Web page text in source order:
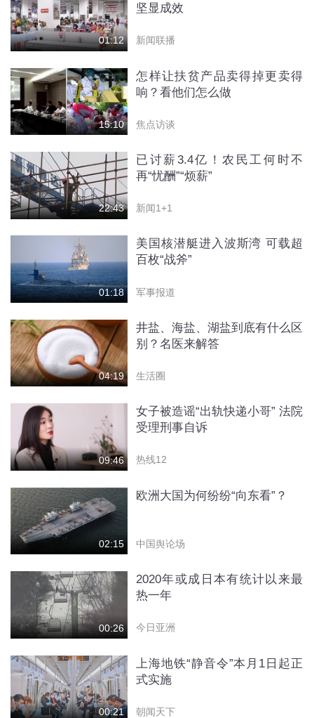
01:12
坚显成效
新闻联播
15:10
怎样让扶贫产品卖得掉更卖得
响？看他们怎么做
焦点访谈
22:43
已讨薪3.4亿！农民工何时不
再“忧酬”“烦薪”
新闻1+1
01:18
美国核潜艇进入波斯湾 可载超
百枚“战斧”
军事报道
04:19
井盐、海盐、湖盐到底有什么区
别？名医来解答
生活圈
09:46
女子被造谣“出轨快递小哥” 法院
受理刑事自诉
热线12
02:15
欧洲大国为何纷纷“向东看”？
中国舆论场
00:26
2020年或成日本有统计以来最
热一年
今日亚洲
00:21
上海地铁“静音令”本月1日起正
式实施
朝闻天下